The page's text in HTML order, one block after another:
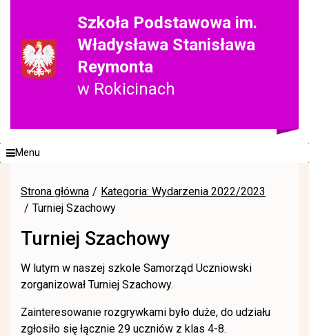
Szkoła Podstawowa im.
Władysława Stanisława
Reymonta
w Rokicinach
Menu
Strona główna
Kategoria: Wydarzenia 2022/2023
Turniej Szachowy
Turniej Szachowy
W lutym w naszej szkole Samorząd Uczniowski
zorganizował Turniej Szachowy.
Zainteresowanie rozgrywkami było duże, do udziału
zgłosiło się łącznie 29 uczniów z klas 4-8.